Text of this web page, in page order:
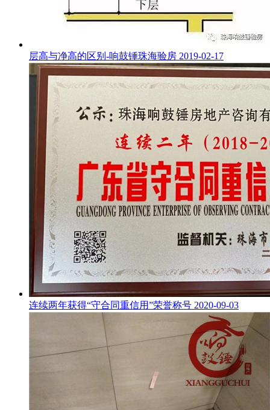
层高与净高的区别-响鼓锤珠海验房 2019-02-17
连续两年获得“守合同重信用”荣誉称号 2020-09-03